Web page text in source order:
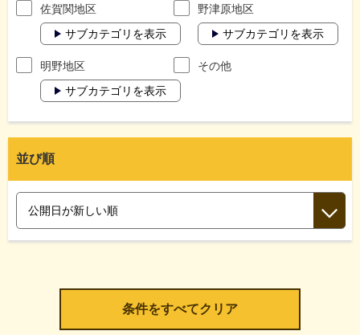
佐賀関地区
サブカテゴリを表示
野津原地区
サブカテゴリを表示
明野地区
サブカテゴリを表示
その他
並び順